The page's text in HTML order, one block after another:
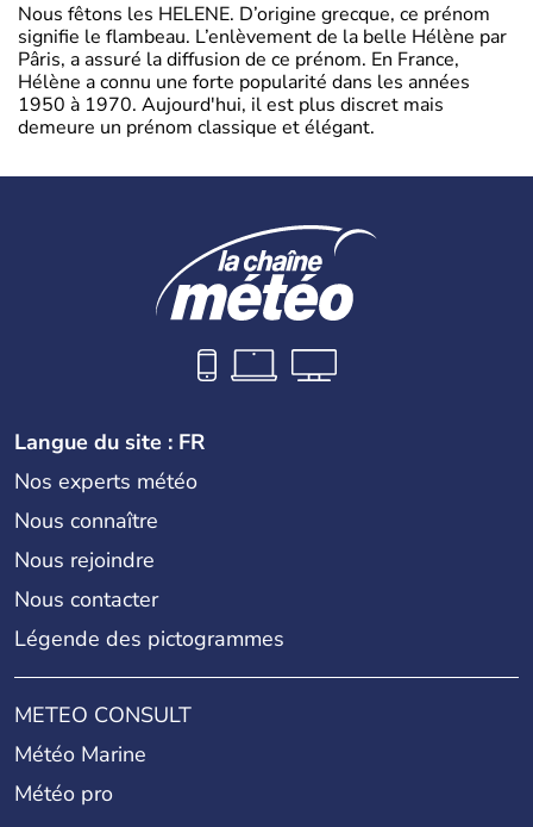
Nous fêtons les HELENE. D’origine grecque, ce prénom
signifie le flambeau. L’enlèvement de la belle Hélène par
Pâris, a assuré la diffusion de ce prénom. En France,
Hélène a connu une forte popularité dans les années
1950 à 1970. Aujourd'hui, il est plus discret mais
demeure un prénom classique et élégant.
Langue du site : FR
Nos experts météo
Nous connaître
Nous rejoindre
Nous contacter
Légende des pictogrammes
METEO CONSULT
Météo Marine
Météo pro